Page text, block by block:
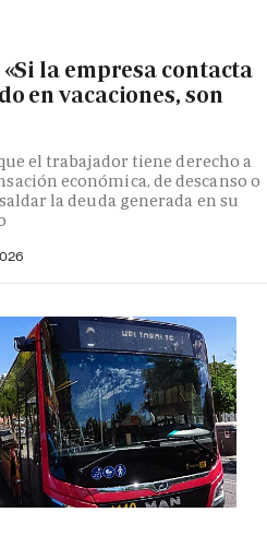
la empresa contacta
en vacaciones, son
el trabajador tiene derecho a
económica, de descanso o
la deuda generada en su